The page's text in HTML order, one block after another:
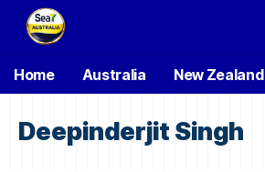
Home Australia New Zealand
Deepinderjit Singh